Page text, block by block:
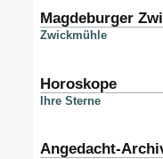
Magdeburger
Zwickmühle
Horoskope
Ihre Sterne
Angedacht-